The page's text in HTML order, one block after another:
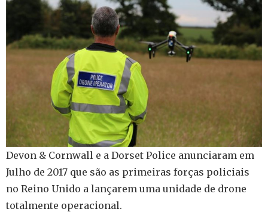
Devon & Cornwall e a Dorset Police anunciaram em
Julho de 2017 que são as primeiras forças policiais
no Reino Unido a lançarem uma unidade de drone
totalmente operacional.